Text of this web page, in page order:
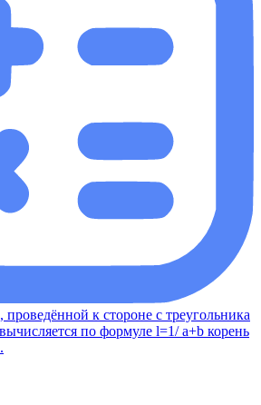
к стороне с треугольника
по формуле l=1/ a+b корень